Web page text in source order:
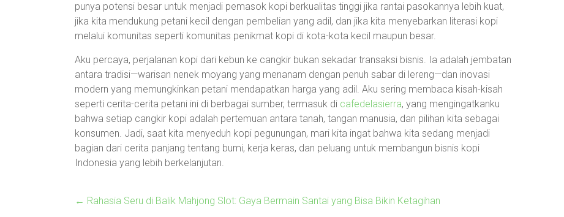
punya potensi besar untuk menjadi pemasok kopi berkualitas tinggi jika rantai pasokannya lebih kuat,
jika kita mendukung petani kecil dengan pembelian yang adil, dan jika kita menyebarkan literasi kopi
melalui komunitas seperti komunitas penikmat kopi di kota-kota kecil maupun besar.
Aku percaya, perjalanan kopi dari kebun ke cangkir bukan sekadar transaksi bisnis. Ia adalah jembatan
antara tradisi—warisan nenek moyang yang menanam dengan penuh sabar di lereng—dan inovasi
modern yang memungkinkan petani mendapatkan harga yang adil. Aku sering membaca kisah-kisah
seperti cerita-cerita petani ini di berbagai sumber, termasuk di cafedelasierra, yang mengingatkanku
bahwa setiap cangkir kopi adalah pertemuan antara tanah, tangan manusia, dan pilihan kita sebagai
konsumen. Jadi, saat kita menyeduh kopi pegunungan, mari kita ingat bahwa kita sedang menjadi
bagian dari cerita panjang tentang bumi, kerja keras, dan peluang untuk membangun bisnis kopi
Indonesia yang lebih berkelanjutan.
← Rahasia Seru di Balik Mahjong Slot: Gaya Bermain Santai yang Bisa Bikin Ketagihan